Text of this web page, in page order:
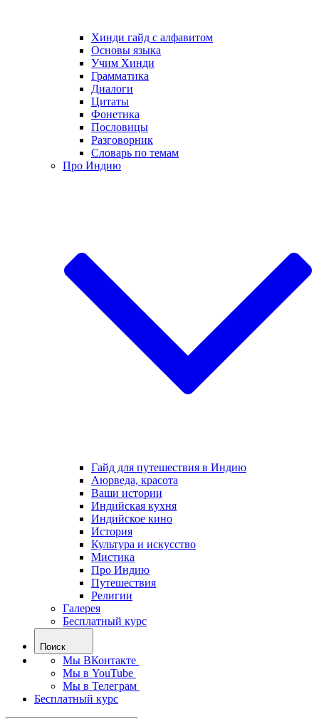
Хинди гайд с алфавитом
Основы языка
Учим Хинди
Грамматика
Диалоги
Цитаты
Фонетика
Пословицы
Разговорник
Словарь по темам
Про Индию
Гайд для путешествия в Индию
Аюрведа, красота
Ваши истории
Индийская кухня
Индийское кино
История
Культура и искусство
Мистика
Про Индию
Путешествия
Религии
Галерея
Бесплатный курс
Поиск
Мы ВКонтакте
Мы в YouTube
Мы в Телеграм
Бесплатный курс